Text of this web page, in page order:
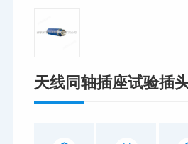
天线同轴插座试验插